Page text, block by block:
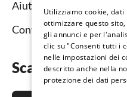
Aiuto per i locatori
Contatto
Scarica subito
Utilizziamo cookie,
ottimizzare questo
gli annunci e per
clic su "Consenti tutti i
nelle impostazioni dei
descritto anche nella
protezione dei dati